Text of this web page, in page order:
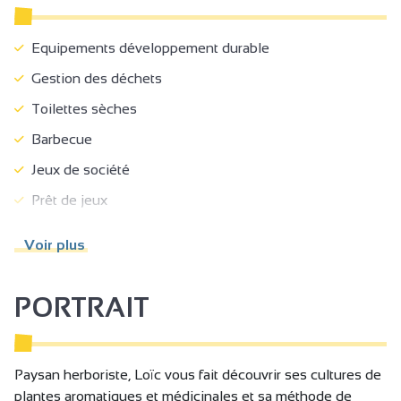
Equipements développement durable
Gestion des déchets
Toilettes sèches
Barbecue
Jeux de société
Prêt de jeux
Mitoyen propriétaire
Parking
Animaux acceptés
Voir plus
PORTRAIT
Paysan herboriste, Loïc vous fait découvrir ses cultures de
plantes aromatiques et médicinales et sa méthode de